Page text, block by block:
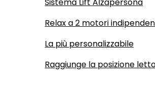
Relax a 2 motori
La più personalizzabile
Raggiunge la posizione